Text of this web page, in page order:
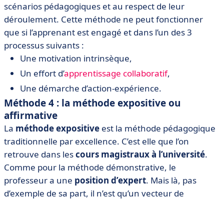
scénarios pédagogiques et au respect de leur
déroulement. Cette méthode ne peut fonctionner
que si l’apprenant est engagé et dans l’un des 3
processus suivants :
Une motivation intrinsèque,
Un effort d’apprentissage collaboratif,
Une démarche d’action-expérience.
Méthode 4 : la méthode expositive ou
affirmative
La méthode expositive est la méthode pédagogique
traditionnelle par excellence. C’est elle que l’on
retrouve dans lescours magistraux à l’université.
Comme pour la méthode démonstrative, le
professeur a une position d’expert. Mais là, pas
d’exemple de sa part, il n’est qu’un vecteur de